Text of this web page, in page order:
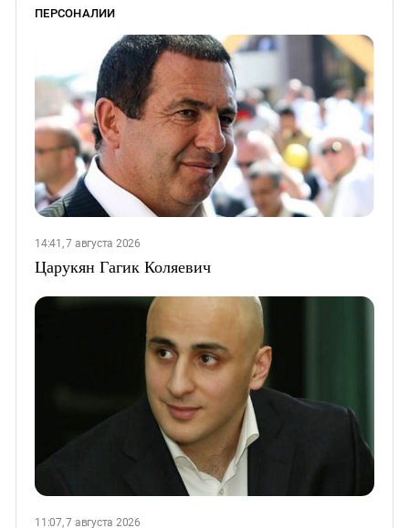
ПЕРСОНАЛИИ
14:41, 7 августа 2026
Царукян Гагик Коляевич
11:07, 7 августа 2026